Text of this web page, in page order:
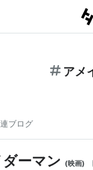
アメ
ブログ
ーマン (映画)